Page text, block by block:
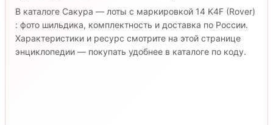
В каталоге Сакура — лоты с маркировкой 14 K4F (Rover)
: фото шильдика, комплектность и доставка по России.
Характеристики и ресурс смотрите на этой странице
энциклопедии — покупать удобнее в каталоге по коду.